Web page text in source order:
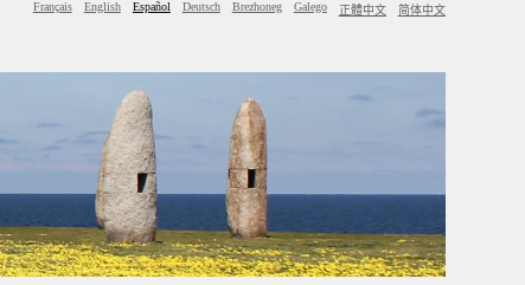
Français English Español Deutsch Brezhoneg Galego 正體中文 简体中文